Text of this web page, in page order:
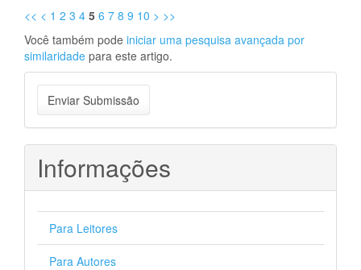
<< < 1 2 3 4 5 6 7 8 9 10 > >>
Você também pode iniciar uma pesquisa avançada por
similaridade para este artigo.
Enviar
Submissão
Enviar Submissão
Informações
Para Leitores
Para Autores